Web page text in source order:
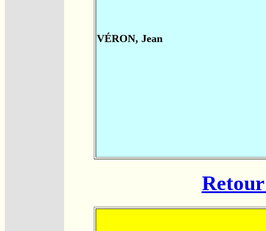
VÉRON, Jean